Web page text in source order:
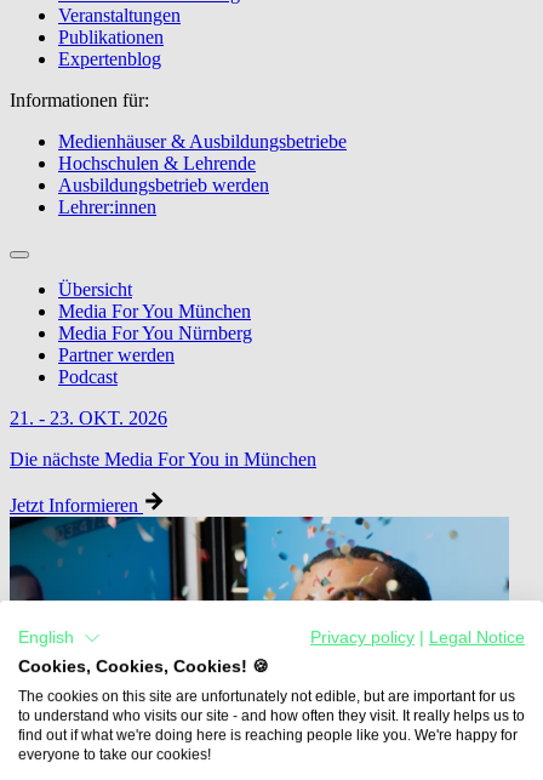
Veranstaltungen
Publikationen
Expertenblog
Informationen für:
Medienhäuser & Ausbildungsbetriebe
Hochschulen & Lehrende
Ausbildungsbetrieb werden
Lehrer:innen
Übersicht
Media For You München
Media For You Nürnberg
Partner werden
Podcast
21. - 23. OKT. 2026
Die nächste Media For You in München
Jetzt Informieren
English Privacy policy
Legal Notice
Cookies, Cookies, Cookies! 🍪
The cookies on this site are unfortunately not edible, but are important for us
to understand who visits our site - and how often they visit. It really helps us to
find out if what we're doing here is reaching people like you. We're happy for
everyone to take our cookies!